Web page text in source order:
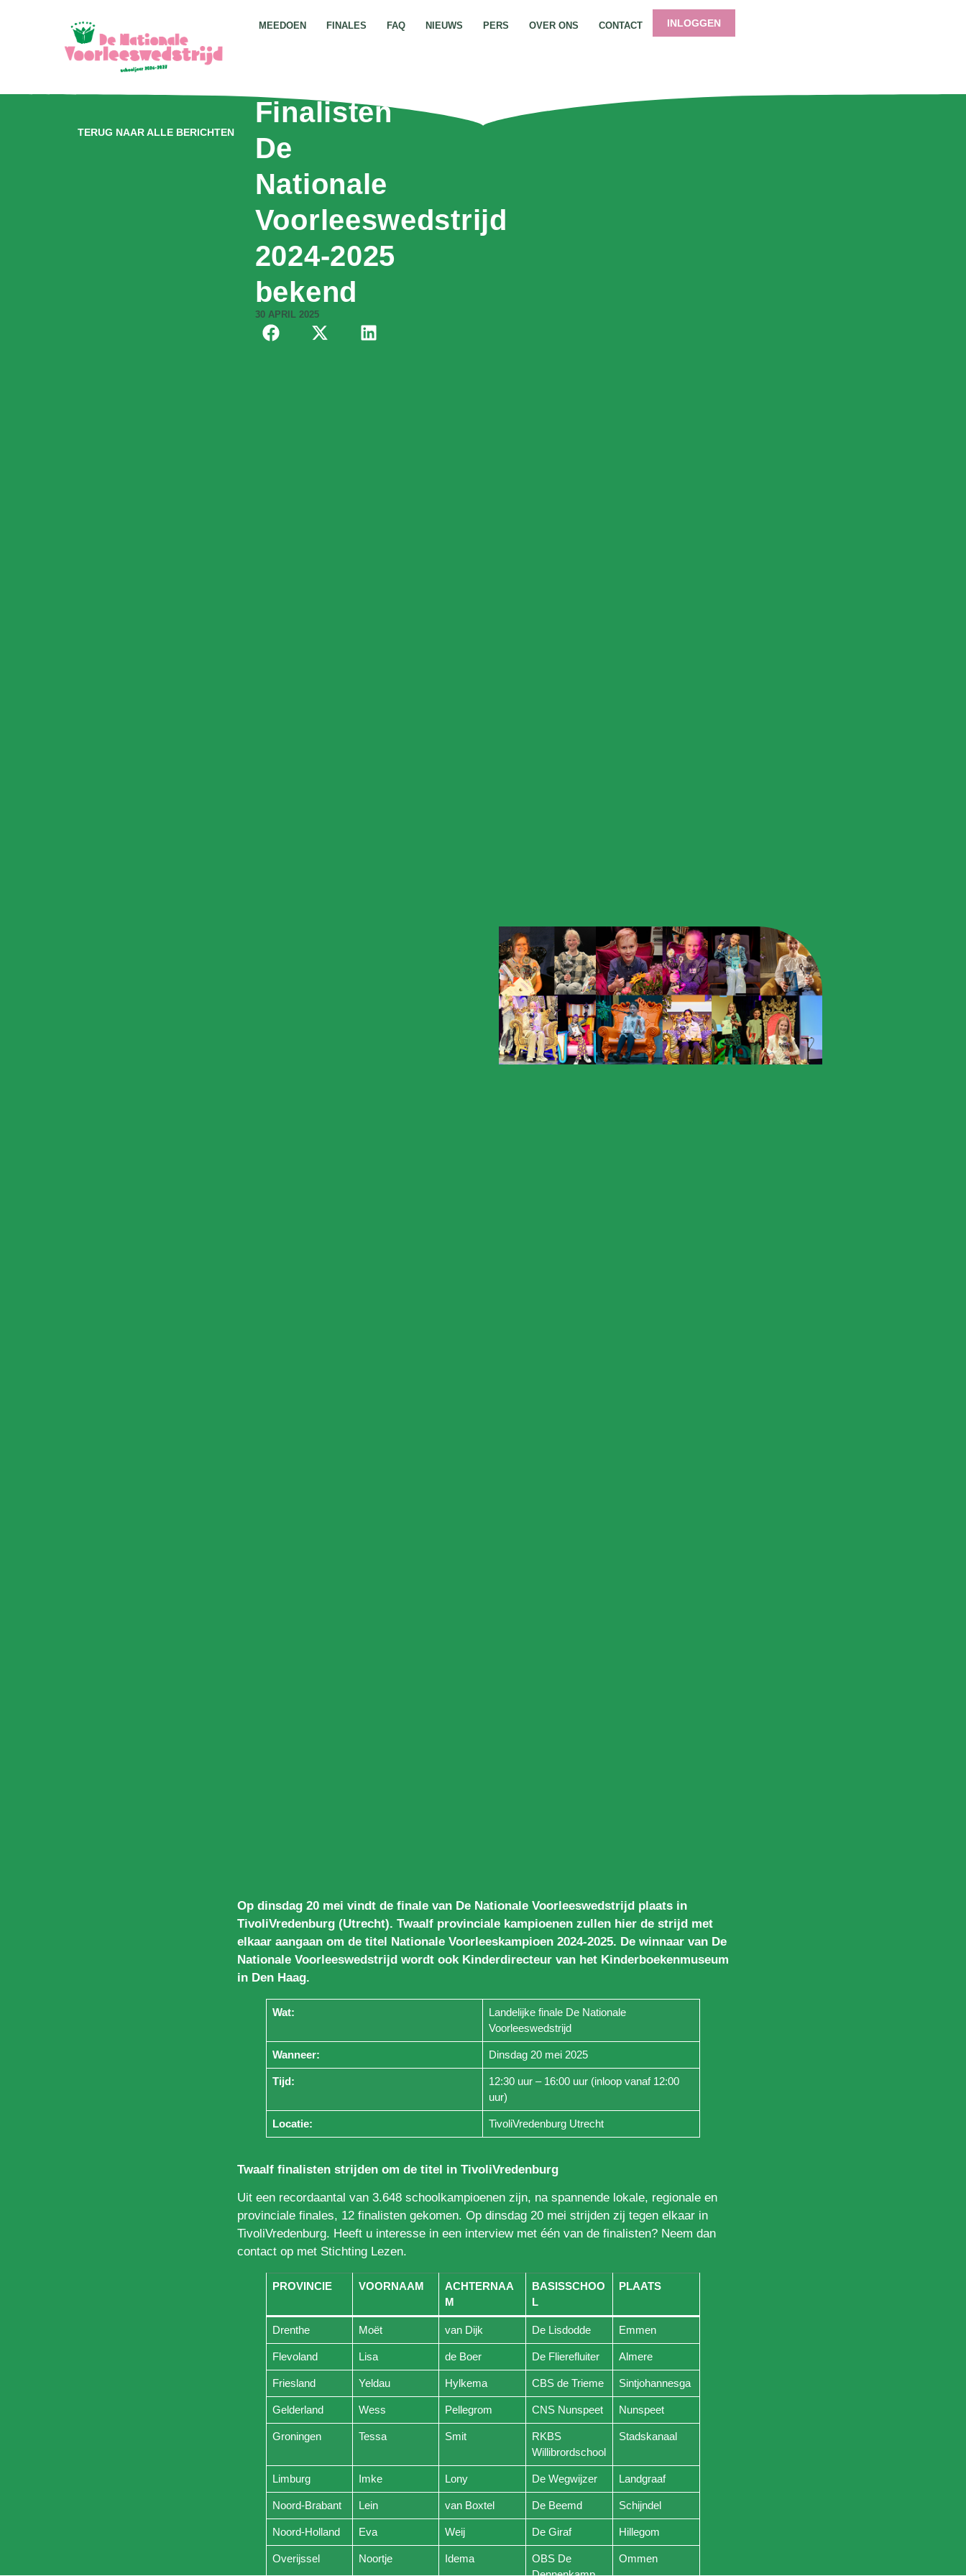
MEEDOEN FINALES FAQ NIEUWS PERS OVER ONS CONTACT INLOGGEN
TERUG NAAR ALLE BERICHTEN
Finalisten
De
Nationale
Voorleeswedstrijd
2024-2025
bekend
30 APRIL 2025
Op dinsdag 20 mei vindt de finale van De Nationale Voorleeswedstrijd plaats in
TivoliVredenburg (Utrecht). Twaalf provinciale kampioenen zullen hier de strijd met
elkaar aangaan om de titel Nationale Voorleeskampioen 2024-2025. De winnaar van De
Nationale Voorleeswedstrijd wordt ook Kinderdirecteur van het Kinderboekenmuseum
in Den Haag.
Wat:
Landelijke finale De Nationale
Voorleeswedstrijd
Wanneer: Dinsdag 20 mei 2025
Tijd:
12:30 uur – 16:00 uur (inloop vanaf 12:00
uur)
Locatie: TivoliVredenburg Utrecht
Twaalf finalisten strijden om de titel in TivoliVredenburg
Uit een recordaantal van 3.648 schoolkampioenen zijn, na spannende lokale, regionale en
provinciale finales, 12 finalisten gekomen. Op dinsdag 20 mei strijden zij tegen elkaar in
TivoliVredenburg. Heeft u interesse in een interview met één van de finalisten? Neem dan
contact op met Stichting Lezen.
PROVINCIE VOORNAAM
ACHTERNAA
M
BASISSCHOO
L
PLAATS
Drenthe Moët van Dijk De Lisdodde Emmen
Flevoland Lisa de Boer De Flierefluiter Almere
Friesland Yeldau Hylkema CBS de Trieme Sintjohannesga
Gelderland Wess Pellegrom CNS Nunspeet Nunspeet
Groningen Tessa Smit
RKBS
Willibrordschool
Stadskanaal
Limburg Imke Lony De Wegwijzer Landgraaf
Noord-Brabant Lein van Boxtel De Beemd Schijndel
Noord-Holland Eva Weij De Giraf Hillegom
Overijssel Noortje Idema
OBS De
Ommen